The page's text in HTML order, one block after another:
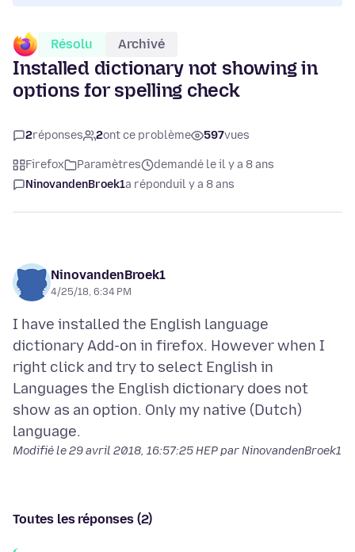
Résolu Archivé
Installed dictionary not showing in
options for spelling check
2réponses 2ont ce problème 597vues
Firefox Paramètres
demandé le il y a 8 ans
NinovandenBroek1a réponduil y a 8 ans
NinovandenBroek1
4/25/18, 6:34 PM
I have installed the English language
dictionary Add-on in firefox. However when I
right click and try to select English in
Languages the English dictionary does not
show as an option. Only my native (Dutch)
Modifié le29 avril 2018, 16:57:25 HEPpar NinovandenBroek1
Toutes les réponses (2)